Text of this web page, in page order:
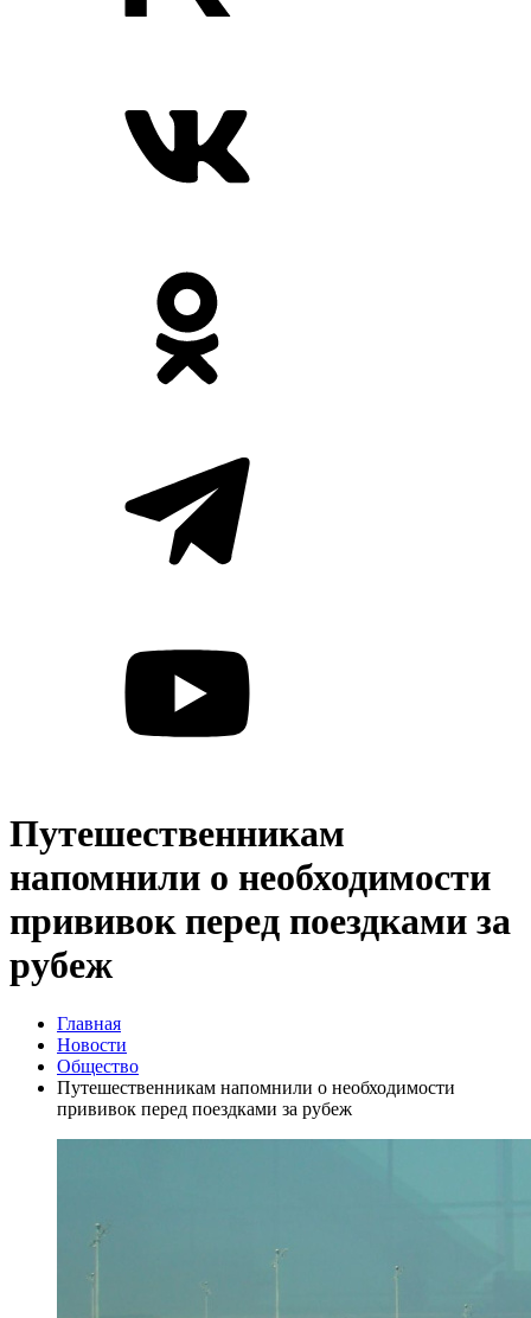
Путешественникам
напомнили о необходимости
прививок перед поездками за
рубеж
Главная
Новости
Общество
Путешественникам напомнили о необходимости
прививок перед поездками за рубеж